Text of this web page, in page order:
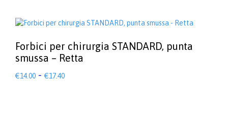
Forbici per chirurgia STANDARD, punta
smussa – Retta
€14.00 - €17.40Fascia